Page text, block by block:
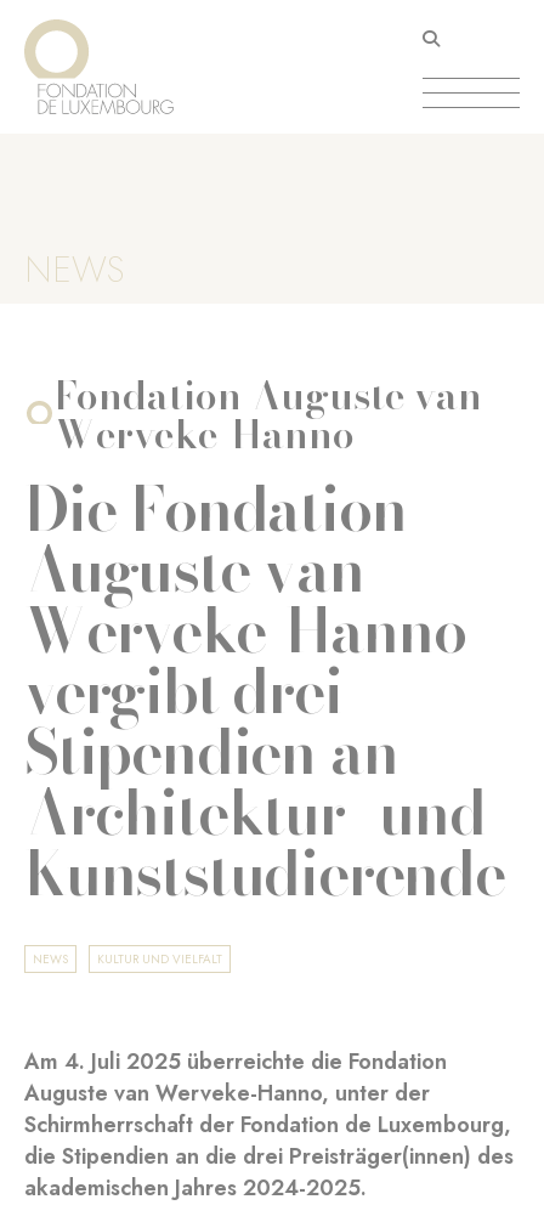
Direkt
zum
Inhalt
NEWS
Fondation Auguste van
Werveke-Hanno
Die Fondation
Auguste van
Werveke-Hanno
vergibt drei
Stipendien an
Architektur- und
Kunststudierende
NEWS KULTUR UND VIELFALT
Am 4. Juli 2025 überreichte die Fondation
Auguste van Werveke-Hanno, unter der
Schirmherrschaft der Fondation de Luxembourg,
die Stipendien an die drei Preisträger(innen) des
akademischen Jahres 2024-2025.
Cookie-Einstellungen